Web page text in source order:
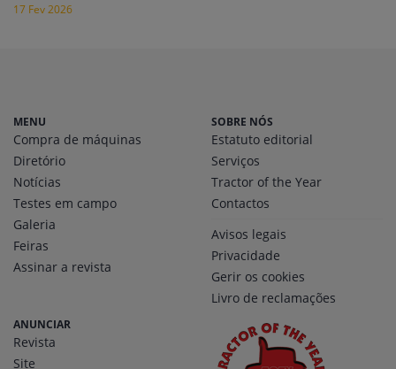
17 Fev 2026
MENU
Compra de máquinas
Diretório
Notícias
Testes em campo
Galeria
Feiras
Assinar a revista
SOBRE NÓS
Estatuto editorial
Serviços
Tractor of the Year
Contactos
Avisos legais
Privacidade
Gerir os cookies
Livro de reclamações
ANUNCIAR
Revista
Site